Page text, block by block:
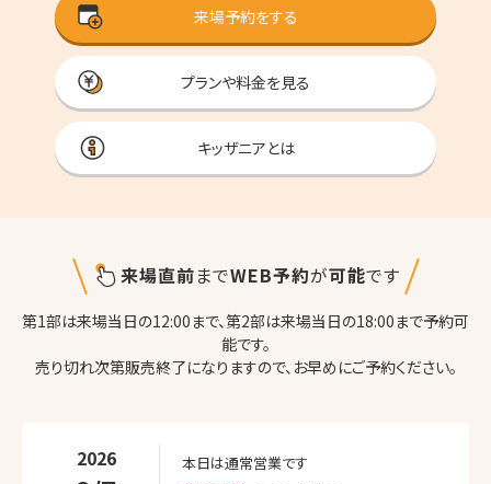
来場予約をする
プランや料金を見る
キッザニアとは
来場直前までWEB予約が可能です
第1部は来場当日の12:00まで、第2部は来場当日の18:00まで予約可
能です。
売り切れ次第販売終了になりますので、お早めにご予約ください。
2026
本日は通常営業です